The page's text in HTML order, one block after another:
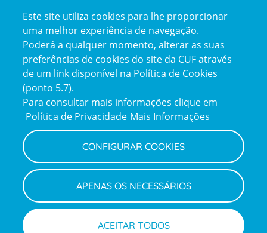
certification2certification3
Reclamações
e
elogios
Policy
Política de Privacidade e Cookies
Declaração de Acessibilidade
Canal de Denúncias
Informações legais
Este site utiliza cookies para lhe proporcionar
uma melhor experiência de navegação.
Poderá a qualquer momento, alterar as suas
preferências de cookies do site da CUF através
de um link disponível na Política de Cookies
(ponto 5.7).
Para consultar mais informações clique em
Política de Privacidade Mais Informações
CONFIGURAR COOKIES
APENAS OS NECESSÁRIOS
ACEITAR TODOS